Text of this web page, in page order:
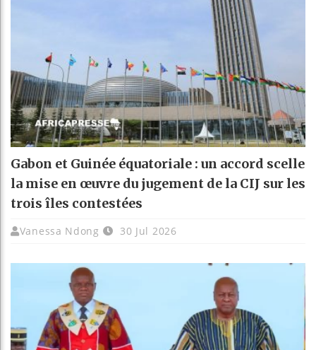
Gabon et Guinée équatoriale : un accord scelle
la mise en œuvre du jugement de la CIJ sur les
trois îles contestées
Vanessa Ndong 30 Jul 2026